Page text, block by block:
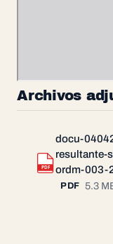
Archivos
PDF
docu-
resultante-
ordm-003-
PDF 5.3